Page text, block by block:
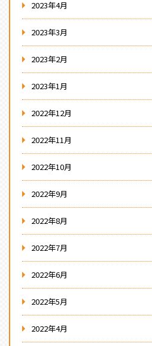
2023年4月
2023年3月
2023年2月
2023年1月
2022年12月
2022年11月
2022年10月
2022年9月
2022年8月
2022年7月
2022年6月
2022年5月
2022年4月